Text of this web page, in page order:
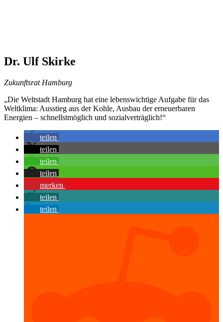
Dr. Ulf Skirke
Zukunftsrat Hamburg
„Die Weltstadt Hamburg hat eine lebenswichtige Aufgabe für das
Weltklima: Ausstieg aus der Kohle, Ausbau der erneuerbaren
Energien – schnellstmöglich und sozialverträglich!“
teilen
teilen
teilen
teilen
merken
teilen
teilen